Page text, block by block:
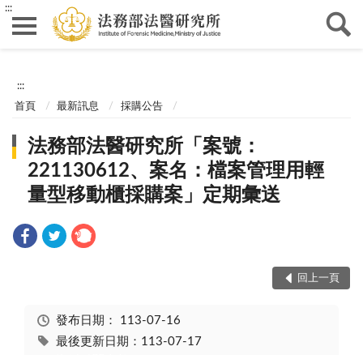
:::
:::
首頁 最新訊息 採購公告
法務部法醫研究所「案號：
221130612、案名：檔案管理用輕
量型移動櫃採購案」定期彙送
回上一頁
發布日期： 113-07-16
最後更新日期：113-07-17